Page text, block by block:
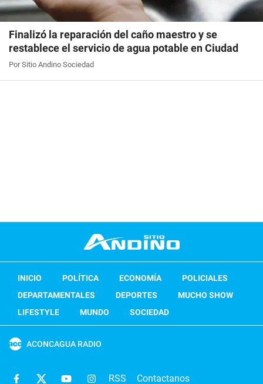
Finalizó la reparación del caño maestro y se
restablece el servicio de agua potable en Ciudad
Por Sitio Andino Sociedad
INICIO POLÍTICA ECONOMÍA
POLICIALES
DEPARTAMENTALES
DEPORTES
MUCHO SHOW
LIFESTYLE
MUNDO SOCIEDAD
ACONCAGUA RADIO
RSS Contactanos